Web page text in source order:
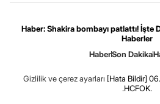
Haber: Shakira bombayı patlattı! İşte
Haberler
HaberSon Dakika
Gizlilik ve çerez ayarları [Hata Bildir]
.HCFOK.